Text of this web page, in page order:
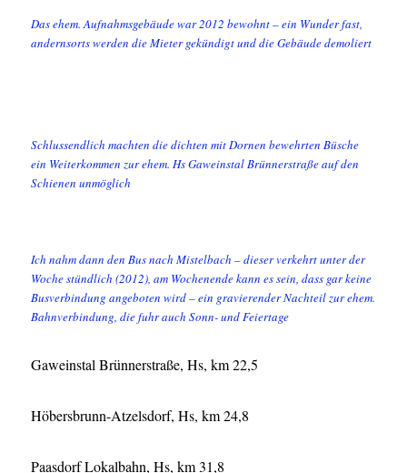
Das ehem. Aufnahmsgebäude war 2012 bewohnt – ein Wunder fast,
andernsorts werden die Mieter gekündigt und die Gebäude demoliert
Schlussendlich machten die dichten mit Dornen bewehrten Büsche
ein Weiterkommen zur ehem. Hs Gaweinstal Brünnerstraße auf den
Schienen unmöglich
Ich nahm dann den Bus nach Mistelbach – dieser verkehrt unter der
Woche stündlich (2012), am Wochenende kann es sein, dass gar keine
Busverbindung angeboten wird – ein gravierender Nachteil zur ehem.
Bahnverbindung, die fuhr auch Sonn- und Feiertage
Gaweinstal Brünnerstraße, Hs, km 22,5
Höbersbrunn-Atzelsdorf, Hs, km 24,8
Paasdorf Lokalbahn, Hs, km 31,8